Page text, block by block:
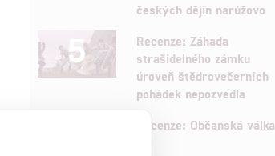
českých dějin narůžovo
5
Recenze: Záhada
strašidelného zámku
úroveň štědrovečerních
pohádek nepozvedla
Recenze: Občanská válka